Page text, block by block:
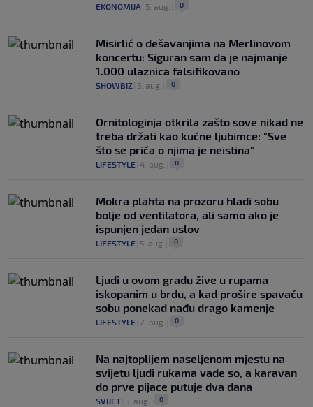
EKONOMIJA 5. aug. 0
Misirlić o dešavanjima na Merlinovom
koncertu: Siguran sam da je najmanje
1.000 ulaznica falsifikovano
SHOWBIZ 5. aug. 0
Ornitologinja otkrila zašto sove nikad ne
treba držati kao kućne ljubimce: "Sve
što se priča o njima je neistina"
LIFESTYLE 4. aug. 0
Mokra plahta na prozoru hladi sobu
bolje od ventilatora, ali samo ako je
ispunjen jedan uslov
LIFESTYLE 5. aug. 0
Ljudi u ovom gradu žive u rupama
iskopanim u brdu, a kad prošire spavaću
sobu ponekad nađu drago kamenje
LIFESTYLE 2. aug. 0
Na najtoplijem naseljenom mjestu na
svijetu ljudi rukama vade so, a karavan
do prve pijace putuje dva dana
SVIJET 5. aug. 0